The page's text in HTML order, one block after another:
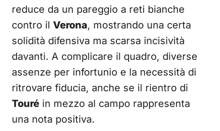
reduce da un pareggio a reti bianche
contro il Verona, mostrando una certa
solidità difensiva ma scarsa incisività
davanti. A complicare il quadro, diverse
assenze per infortunio e la necessità di
ritrovare fiducia, anche se il rientro di
Touré in mezzo al campo rappresenta
una nota positiva.